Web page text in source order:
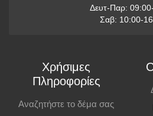
Παραλαβή από Κατάστημα
διαφορετικά η παραγγελία ακυρώνεται.
Επιπλέον Πληροφορίες
Δευτ-Παρ:
Σαβ: 10:00-
Χρήσιμες
Πληροφορίες
Αναζητήστε το δέμα σας